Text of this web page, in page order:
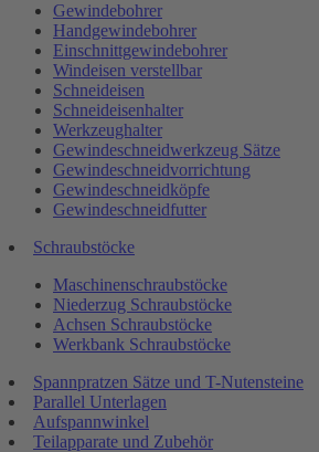
Gewindebohrer
Handgewindebohrer
Einschnittgewindebohrer
Windeisen verstellbar
Schneideisen
Schneideisenhalter
Werkzeughalter
Gewindeschneidwerkzeug Sätze
Gewindeschneidvorrichtung
Gewindeschneidköpfe
Gewindeschneidfutter
Schraubstöcke
Maschinenschraubstöcke
Niederzug Schraubstöcke
Achsen Schraubstöcke
Werkbank Schraubstöcke
Spannpratzen Sätze und T-Nutensteine
Parallel Unterlagen
Aufspannwinkel
Teilapparate und Zubehör